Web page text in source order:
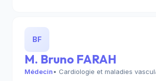
BF
M. Bruno FARAH
Médecin• Cardiologie et maladies